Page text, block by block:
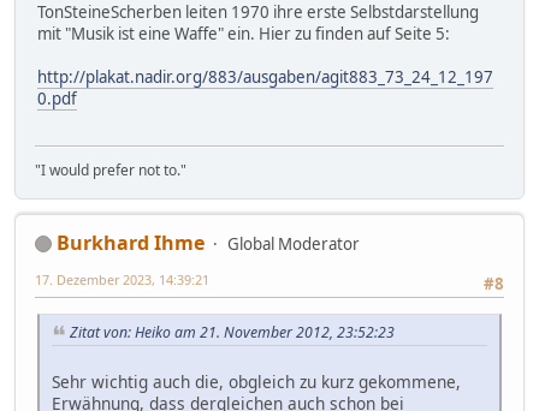
TonSteineScherben leiten 1970 ihre erste Selbstdarstellung
mit "Musik ist eine Waffe" ein. Hier zu finden auf Seite 5:
http://plakat.nadir.org/883/ausgaben/agit883_73_24_12_197
0.pdf
"I would prefer not to."
Burkhard Ihme
Global Moderator
#8
17. Dezember 2023, 14:39:21
Zitat von: Heiko am 21. November 2012, 23:52:23
Sehr wichtig auch die, obgleich zu kurz gekommene,
Erwähnung, dass dergleichen auch schon bei